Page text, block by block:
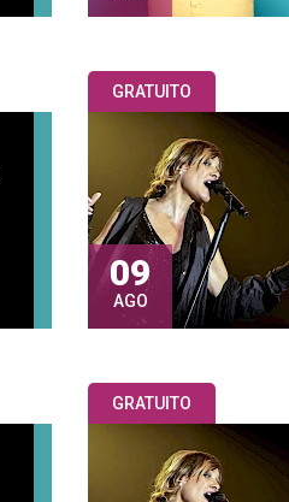
GRATUITO
09
AGO
GRATUITO